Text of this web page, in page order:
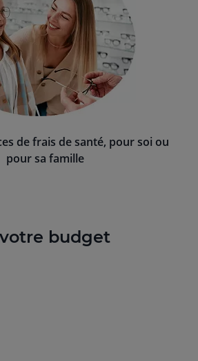
de frais de santé, pour soi ou
pour sa famille
budget